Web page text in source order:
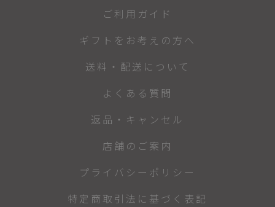
ご利用ガイド
ギフトをお考えの方へ
送料・配送について
よくある質問
返品・キャンセル
店舗のご案内
プライバシーポリシー
特定商取引法に基づく表記